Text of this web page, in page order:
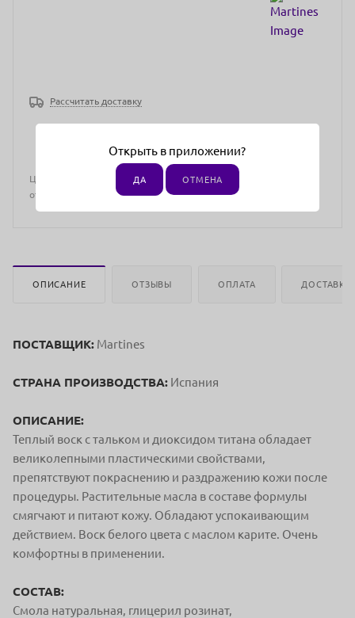
Рассчитать доставку
Цена действительна только для интернет-магазина и может
отличаться от цен в розничных магазинах
ОПИСАНИЕ ОТЗЫВЫ ОПЛАТА ДОСТАВКА
ПОСТАВЩИК: Martines
СТРАНА ПРОИЗВОДСТВА: Испания
ОПИСАНИЕ:
Теплый воск с тальком и диоксидом титана обладает
великолепными пластическими свойствами,
препятствуют покраснению и раздражению кожи после
процедуры. Растительные масла в составе формулы
смягчают и питают кожу. Обладают успокаивающим
действием. Воск белого цвета с маслом карите. Очень
комфортны в применении.
СОСТАВ:
Смола натуральная, глицерил розинат,
Открыть в приложении?
ДА ОТМЕНА